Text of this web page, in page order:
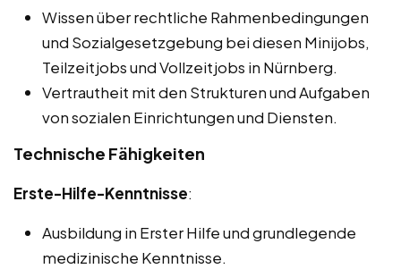
Wissen über rechtliche Rahmenbedingungen
und Sozialgesetzgebung bei diesen Minijobs,
Teilzeitjobs und Vollzeitjobs in Nürnberg.
Vertrautheit mit den Strukturen und Aufgaben
von sozialen Einrichtungen und Diensten.
Technische Fähigkeiten
Erste-Hilfe-Kenntnisse:
Ausbildung in Erster Hilfe und grundlegende
medizinische Kenntnisse.